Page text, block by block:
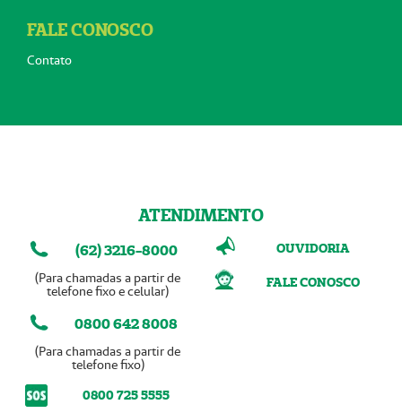
FALE CONOSCO
Contato
ATENDIMENTO
(62) 3216-8000
(Para chamadas a partir de
telefone fixo e celular)
0800 642 8008
(Para chamadas a partir de
telefone fixo)
0800 725 5555
OUVIDORIA
FALE CONOSCO